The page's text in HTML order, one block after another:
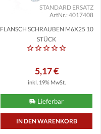
ArtNr.: 4017408
STANDARD ERSATZ
FLANSCH SCHRAUBEN M6X25 10
STÜCK
5,17 €
inkl. 19% MwSt.
Lieferbar